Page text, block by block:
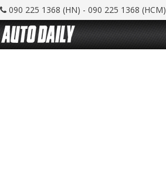
090 225 1368 (HN) - 090 225 1368 (HCM)